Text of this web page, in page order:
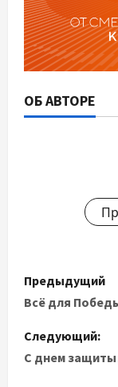
ОБ АВТОРЕ
Н
а
в
и
Предыдущий
Всё для
Следующий:
С днем